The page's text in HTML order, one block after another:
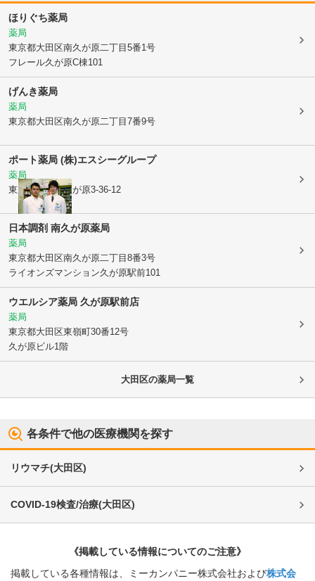
ほりぐち薬局
薬局
東京都大田区南久が原二丁目5番1号
フレール久が原C棟101
げんき薬局
薬局
東京都大田区南久が原二丁目7番9号
ポート薬局 (株)エスシーグループ
薬局
東京都大田区久が原3-36-12
日本調剤 南久が原薬局
薬局
東京都大田区南久が原二丁目8番3号
ライオンズマンション久が原駅前101
ウエルシア薬局 久が原駅前店
薬局
東京都大田区東嶺町30番12号
久が原ビル1階
大田区の薬局一覧
各条件で他の医療機関を探す
リウマチ(大田区)
COVID-19検査/治療(大田区)
《掲載している情報についてのご注意》
掲載している各種情報は、ミーカンパニー株式会社および株式会